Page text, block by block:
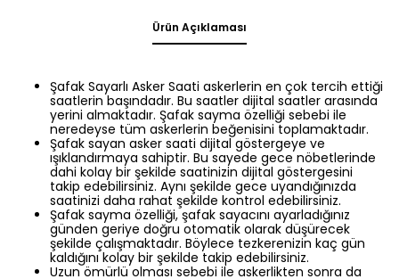
Ürün Açıklaması
Şafak Sayarlı Asker Saati askerlerin en çok tercih ettiği
saatlerin başındadır. Bu saatler dijital saatler arasında
yerini almaktadır. Şafak sayma özelliği sebebi ile
neredeyse tüm askerlerin beğenisini toplamaktadır.
Şafak sayan asker saati dijital göstergeye ve
ışıklandırmaya sahiptir. Bu sayede gece nöbetlerinde
dahi kolay bir şekilde saatinizin dijital göstergesini
takip edebilirsiniz. Aynı şekilde gece uyandığınızda
saatinizi daha rahat şekilde kontrol edebilirsiniz.
Şafak sayma özelliği, şafak sayacını ayarladığınız
günden geriye doğru otomatik olarak düşürecek
şekilde çalışmaktadır. Böylece tezkerenizin kaç gün
kaldığını kolay bir şekilde takip edebilirsiniz.
Uzun ömürlü olması sebebi ile askerlikten sonra da